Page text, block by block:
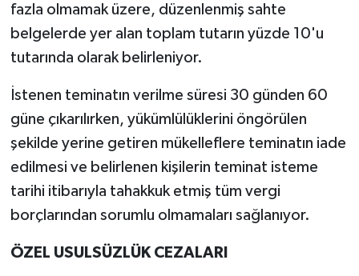
fazla olmamak üzere, düzenlenmiş sahte
belgelerde yer alan toplam tutarın yüzde 10'u
tutarında olarak belirleniyor.
İstenen teminatın verilme süresi 30 günden 60
güne çıkarılırken, yükümlülüklerini öngörülen
şekilde yerine getiren mükelleflere teminatın iade
edilmesi ve belirlenen kişilerin teminat isteme
tarihi itibarıyla tahakkuk etmiş tüm vergi
borçlarından sorumlu olmamaları sağlanıyor.
ÖZEL USULSÜZLÜK CEZALARI